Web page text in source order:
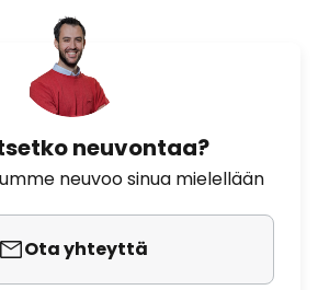
neuvontaa?
neuvoo sinua mielellään
Ota yhteyttä